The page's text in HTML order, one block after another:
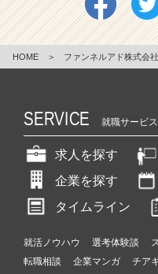
HOME ＞ ファンネルアド株式会社
SERVICE 就職サービス
求人を探す
企業を探す
タイムライン
就活ノウハウ 選考体験談
転職相談
企業マンガ チア